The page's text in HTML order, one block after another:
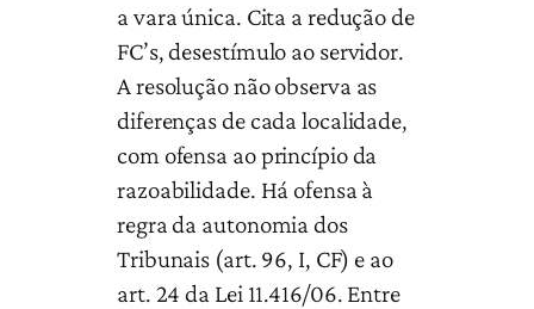
a vara única. Cita a redução de
FC’s, desestímulo ao servidor.
A resolução não observa as
diferenças de cada localidade,
com ofensa ao princípio da
razoabilidade. Há ofensa à
regra da autonomia dos
Tribunais (art. 96, I, CF) e ao
art. 24 da Lei 11.416/06. Entre